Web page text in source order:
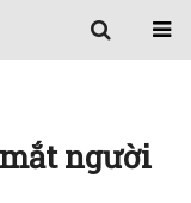
người